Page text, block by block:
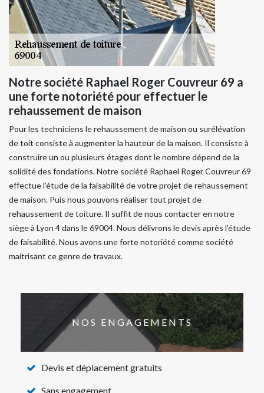
Notre société Raphael Roger Couvreur 69 a
une forte notoriété pour effectuer le
rehaussement de maison
Pour les techniciens le rehaussement de maison ou surélévation
de toit consiste à augmenter la hauteur de la maison. Il consiste à
construire un ou plusieurs étages dont le nombre dépend de la
solidité des fondations. Notre société Raphael Roger Couvreur 69
effectue l’étude de la faisabilité de votre projet de rehaussement
de maison. Puis nous pouvons réaliser tout projet de
rehaussement de toiture. Il suffit de nous contacter en notre
siège à Lyon 4 dans le 69004. Nous délivrons le devis après l’étude
de faisabilité. Nous avons une forte notoriété comme société
maitrisant ce genre de travaux.
NOS ENGAGEMENTS
Devis et déplacement gratuits
Sans engagement